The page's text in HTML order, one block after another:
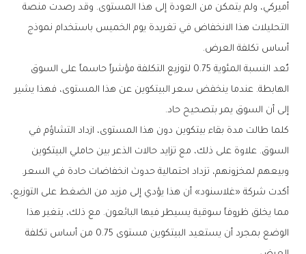
أميركي، ولم يتمكن من العودة إلى هذا المستوى. وقد رصدت منصة
التحليلات هذا الانخفاض في تغريدة يوم الخميس باستخدام نموذج
أساس تكلفة العرض.
تُعد النسبة المئوية 0.75 لتوزيع التكلفة مؤشراً حاسماً على السوق
الهابطة. عندما ينخفض سعر البيتكوين عن هذا المستوى، فهذا يشير
إلى أن السوق يمر بتصحيح حاد.
كلما طالت مدة بقاء بيتكوين دون هذا المستوى، ازداد التشاؤم في
السوق. علاوة على ذلك، مع تزايد حالات الذعر بين حاملي البيتكوين
وبيعهم لمخزونهم، تزداد احتمالية حدوث انخفاضات حادة في السعر.
أكدت شركة «غلاسنود» أن هذا يؤدي إلى مزيد من الضغط على التوزيع،
مما يخلق ظروفاً سوقية يسيطر فيها البائعون. مع ذلك، يتغير هذا
الوضع بمجرد أن يستعيد البيتكوين مستوى 0.75 من أساس تكلفة